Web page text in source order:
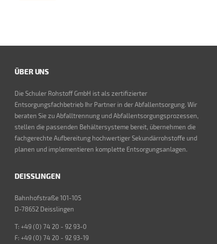
ÜBER UNS
Die Schuler Rohstoff GmbH ist als zertifizierter
Entsorgungsfachbetrieb Ihr Partner in der Abfallentsorgung. Wir
beraten Sie zu Abfalltrennung und Abfallentsorgungsprozessen,
stellen die passenden Behältersysteme bereit, übernehmen die
fachgerechte Aufbereitung hochwertiger Sekundärrohstoffe und
planen und implementieren komplette Entsorgungsanlagen.
DEISSLINGEN
Bahnhofstraße 101-105
D-78652 Deisslingen
T: +49 (0) 74 20 - 92 93-0
F: +49 (0) 74 20 - 92 93-19